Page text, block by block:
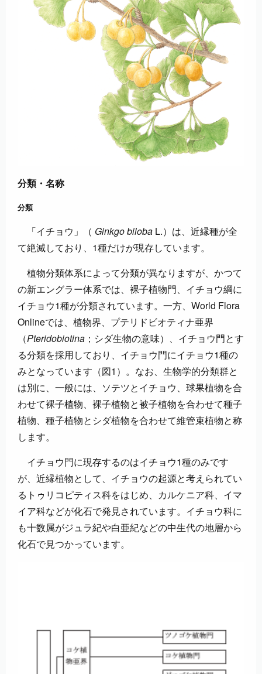
分類・名称
分類
「イチョウ」（ Ginkgo biloba L.）は、近縁種が全
て絶滅しており、1種だけが現存しています。
植物分類体系によって分類が異なりますが、かつて
の新エングラー体系では、裸子植物門、イチョウ綱に
イチョウ1種が分類されています。一方、World Flora
Onlineでは、植物界、プテリドビオティナ亜界
（Pteridobiotina ；シダ生物の意味）、イチョウ門とす
る分類を採用しており、イチョウ門にイチョウ1種の
みとなっています（図1）。なお、生物学的分類群と
は別に、一般には、ソテツとイチョウ、球果植物を合
わせて裸子植物、裸子植物と被子植物を合わせて種子
植物、種子植物とシダ植物を合わせて維管束植物と称
します。
イチョウ門に現存するのはイチョウ1種のみです
が、近縁植物として、イチョウの起源と考えられてい
るトゥリコピティス科をはじめ、カルケニア科、イマ
イア科などが化石で発見されています。イチョウ科に
も十数属がジュラ紀や白亜紀などの中生代の地層から
化石で見つかっています。